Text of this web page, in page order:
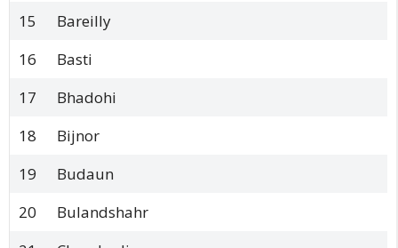
15
Bareilly
16
Basti
17
Bhadohi
18
Bijnor
19
Budaun
20
Bulandshahr